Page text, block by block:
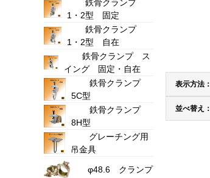
鉄骨クランプ
1・2型 固定
鉄骨クランプ
1・2型 自在
鉄骨クランプ ス
イング 固定・自在
鉄骨クランプ
5C型
鉄骨クランプ
8H型
グレーチング用
吊金具
φ48.6 クランプ
表示方法：
並べ替え：